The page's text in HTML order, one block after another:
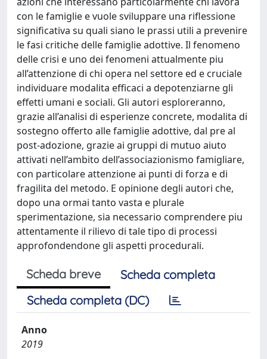
con le famiglie e vuole sviluppare una riflessione
significativa su quali siano le prassi utili a prevenire
le fasi critiche delle famiglie adottive. Il fenomeno
delle crisi e uno dei fenomeni attualmente piu
all’attenzione di chi opera nel settore ed e cruciale
individuare modalita efficaci a depotenziarne gli
effetti umani e sociali. Gli autori esploreranno,
grazie all’analisi di esperienze concrete, modalita di
sostegno offerto alle famiglie adottive, dal pre al
post-adozione, grazie ai gruppi di mutuo aiuto
attivati nell’ambito dell’associazionismo famigliare,
con particolare attenzione ai punti di forza e di
fragilita del metodo. E opinione degli autori che,
dopo una ormai tanto vasta e plurale
sperimentazione, sia necessario comprendere piu
attentamente il rilievo di tale tipo di processi
approfondendone gli aspetti procedurali.
Scheda breve
Scheda completa
Scheda completa (DC)
Anno
2019